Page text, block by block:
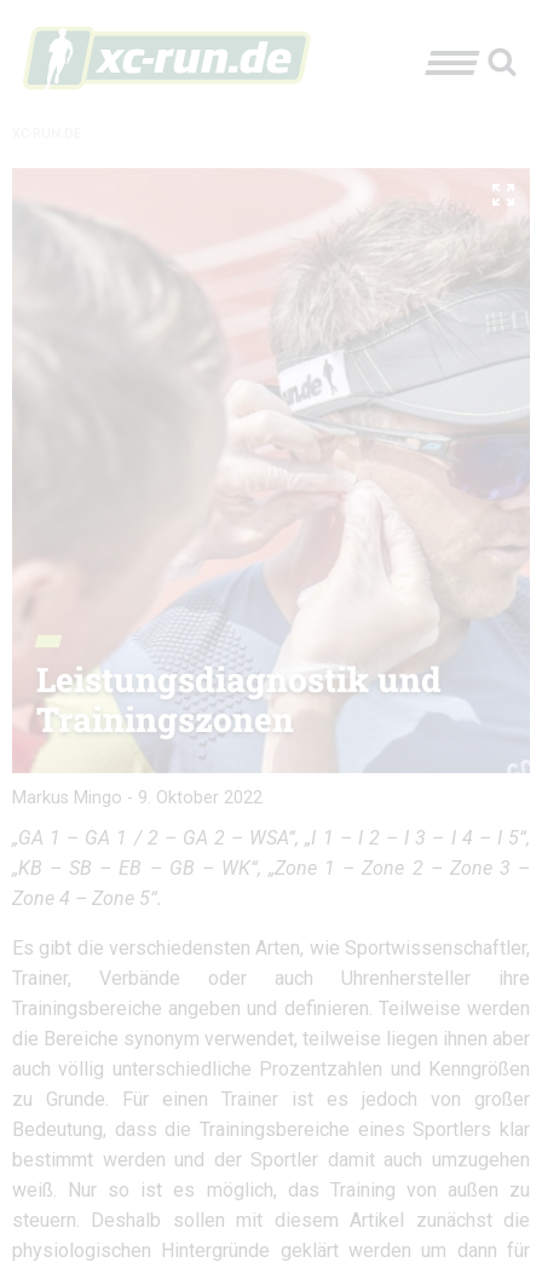
Leistungsdiagnostik und
Trainingszonen
Markus Mingo - 9. Oktober 2022
„GA 1 – GA 1 / 2 – GA 2 – WSA“, „I 1 – I 2 – I 3 – I 4 – I 5“,
„KB – SB – EB – GB – WK“, „Zone 1 – Zone 2 – Zone 3 –
Zone 4 – Zone 5“.
Es gibt die verschiedensten Arten, wie Sportwissenschaftler,
Trainer, Verbände oder auch Uhrenhersteller ihre
Trainingsbereiche angeben und definieren. Teilweise werden
die Bereiche synonym verwendet, teilweise liegen ihnen aber
auch völlig unterschiedliche Prozentzahlen und Kenngrößen
zu Grunde. Für einen Trainer ist es jedoch von großer
Bedeutung, dass die Trainingsbereiche eines Sportlers klar
bestimmt werden und der Sportler damit auch umzugehen
weiß. Nur so ist es möglich, das Training von außen zu
steuern. Deshalb sollen mit diesem Artikel zunächst die
physiologischen Hintergründe geklärt werden um dann für